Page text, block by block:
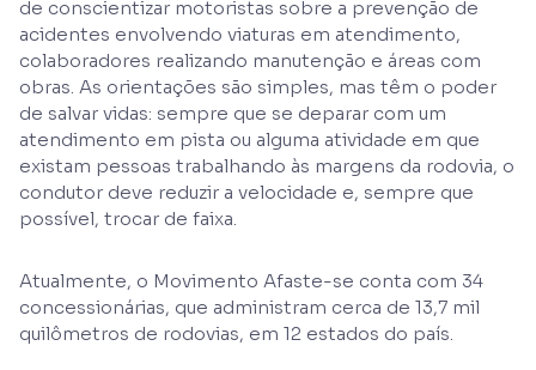
de conscientizar motoristas sobre a prevenção de
acidentes envolvendo viaturas em atendimento,
colaboradores realizando manutenção e áreas com
obras. As orientações são simples, mas têm o poder
de salvar vidas: sempre que se deparar com um
atendimento em pista ou alguma atividade em que
existam pessoas trabalhando às margens da rodovia, o
condutor deve reduzir a velocidade e, sempre que
possível, trocar de faixa.
Atualmente, o Movimento Afaste-se conta com 34
concessionárias, que administram cerca de 13,7 mil
quilômetros de rodovias, em 12 estados do país.